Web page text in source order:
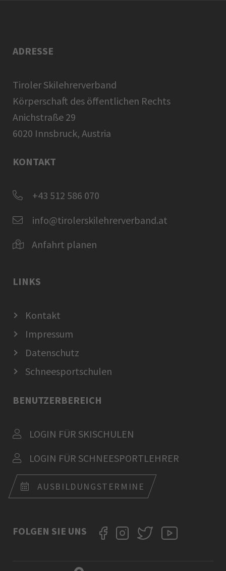
ADRESSE
Tiroler Skilehrerverband
Körperschaft des öffentlichen Rechts
Anichstraße 29
6020 Innsbruck, Austria
KONTAKT
+43 512 586 070
info@tirolerskilehrerverband.at
Anfahrt planen
LINKS
Kontakt
Impressum
Datenschutz
Schneesportschulen
BENUTZERBEREICH
LOGIN FÜR SKISCHULEN
LOGIN FÜR SCHNEESPORTLEHRER
AUSBILDUNGSTERMINE
FOLGEN SIE UNS